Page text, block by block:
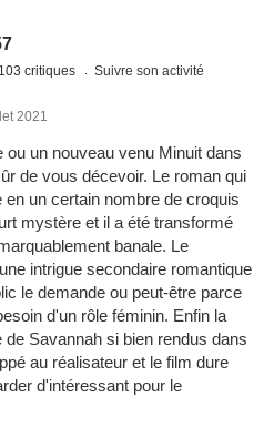
critiques Suivre son activité
2021
un nouveau venu Minuit dans
de vous décevoir. Le roman qui
un certain nombre de croquis
mystère et il a été transformé
banale. Le
intrigue secondaire romantique
le demande ou peut-être parce
d'un rôle féminin. Enfin la
Savannah si bien rendus dans
au réalisateur et le film dure
d'intéressant pour le